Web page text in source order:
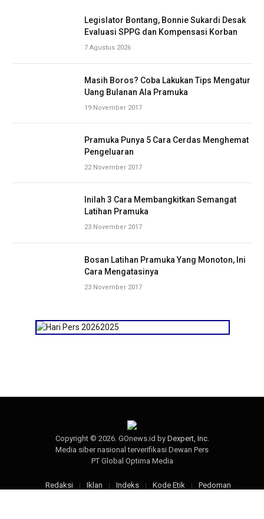
Legislator Bontang, Bonnie Sukardi Desak
Evaluasi SPPG dan Kompensasi Korban
7 Agustus 2026
Masih Boros? Coba Lakukan Tips Mengatur
Uang Bulanan Ala Pramuka
19 November 2017
Pramuka Punya 5 Cara Cerdas Menghemat
Pengeluaran
22 November 2017
Inilah 3 Cara Membangkitkan Semangat
Latihan Pramuka
23 November 2017
Bosan Latihan Pramuka Yang Monoton, Ini
Cara Mengatasinya
23 November 2017
Copyright © 2026. GOnews.id by Dexpert, Inc.
Media siber nasional terverifikasi Dewan Pers
PT Global Optima Media
Redaksi Iklan Indeks Kode Etik
Pedoman